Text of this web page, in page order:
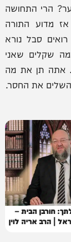
הרי התחושה
מדוע התורה
סבל נורא
שקלים שאני
אתה תן את מה
את החסר.
חורבן הבית –
| הרב אריה לוין